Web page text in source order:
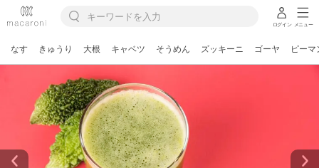
ログイン メニュー
なす きゅうり 大根 キャベツ そうめん ズッキーニ ゴーヤ ピーマ